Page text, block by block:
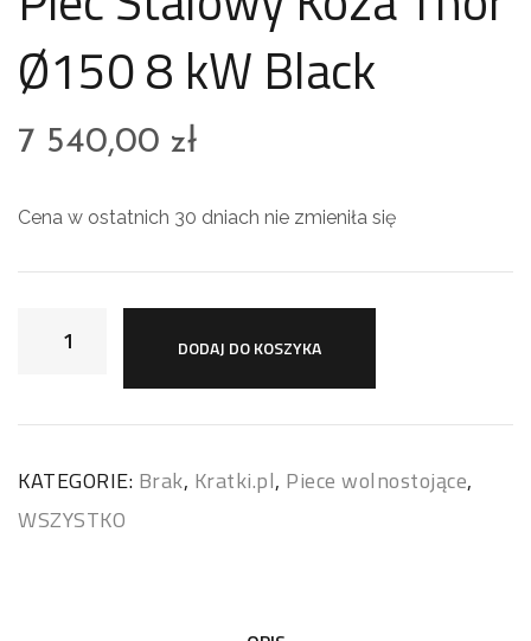
Ø150 8 kW Black
7 540,00 zł
Cena w ostatnich 30 dniach nie zmieniła się
DODAJ DO KOSZYKA
KATEGORIE: Brak, Kratki.pl, Piece wolnostojące,
WSZYSTKO